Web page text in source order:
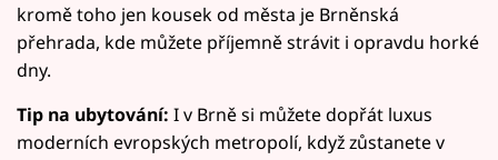
kromě toho jen kousek od města je Brněnská
přehrada, kde můžete příjemně strávit i opravdu horké
dny.
Tip na ubytování: I v Brně si můžete dopřát luxus
moderních evropských metropolí, když zůstanete v